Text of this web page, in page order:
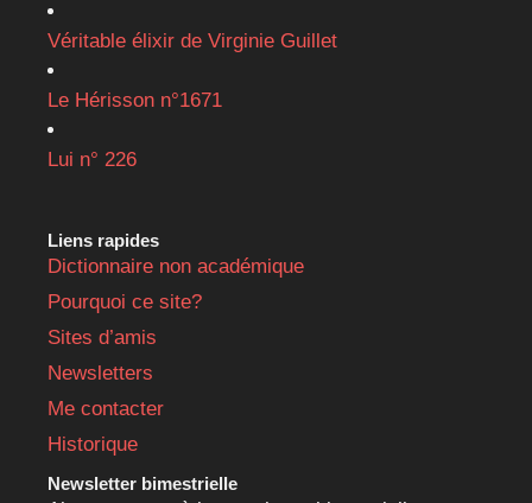
Véritable élixir de Virginie Guillet
Le Hérisson n°1671
Lui n° 226
Liens rapides
Dictionnaire non académique
Pourquoi ce site?
Sites d’amis
Newsletters
Me contacter
Historique
Newsletter bimestrielle